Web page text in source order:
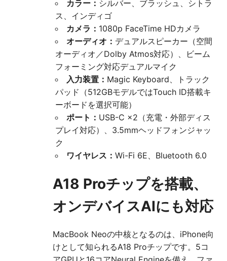
カラー： シルバー、ブラッシュ、シトラ
ス、インディゴ
カメラ： 1080p FaceTime HDカメラ
オーディオ： デュアルスピーカー（空間
オーディオ／Dolby Atmos対応）、ビーム
フォーミング対応デュアルマイク
入力装置： Magic Keyboard、トラック
パッド（512GBモデルではTouch ID搭載キ
ーボードを選択可能）
ポート： USB-C ×2（充電・外部ディス
プレイ対応）、3.5mmヘッドフォンジャッ
ク
ワイヤレス： Wi-Fi 6E、Bluetooth 6.0
A18 Proチップを搭載、
オンデバイスAIにも対応
MacBook Neoの中核となるのは、iPhone向
けとして知られるA18 Proチップです。5コ